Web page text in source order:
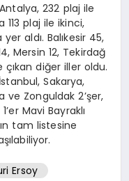
232 plaj ile
plaj ile ikinci,
aldı. Balıkesir 45,
Mersin 12, Tekirdağ
diğer iller oldu.
Sakarya,
ve Zonguldak 2’şer,
Mavi Bayraklı
tam listesine
Ersoy